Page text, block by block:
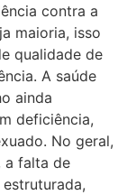
contra a
maioria, isso
qualidade de
A saúde
ainda
deficiência,
No geral,
a falta de